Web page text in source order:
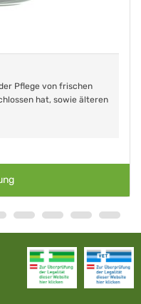
Pflege von frischen
hat, sowie älteren